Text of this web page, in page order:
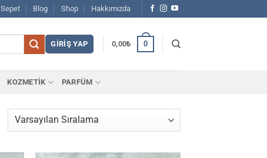
Sepet Blog Shop Hakkımızda
GIRIŞ YAP 0,00₺ 0
KOZMETİK PARFÜM